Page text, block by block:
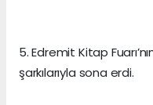
5. Edremit Kitap
şarkılarıyla sona erdi.